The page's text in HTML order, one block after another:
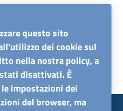
questo sito
dei cookie sul
nella nostra policy, a
disattivati. È
impostazioni dei
del browser, ma